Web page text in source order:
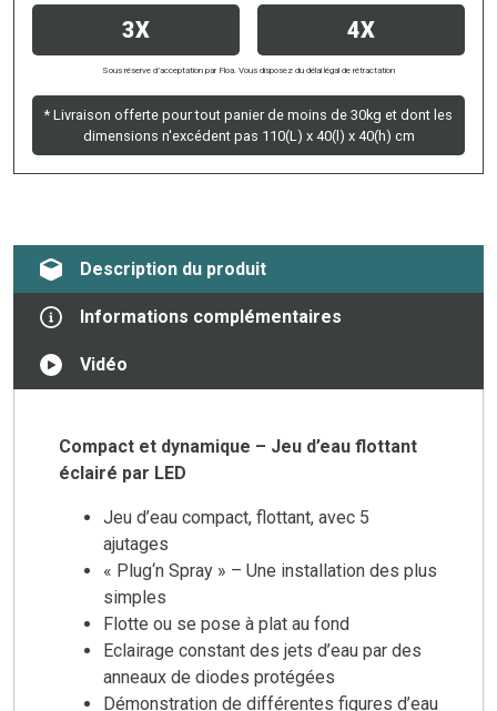
3X 4X
Sous réserve d’acceptation par Floa. Vous disposez du délai légal de rétractation
* Livraison offerte pour tout panier de moins de 30kg et dont les
dimensions n'excédent pas 110(L) x 40(l) x 40(h) cm
Description du produit
Informations complémentaires
Vidéo
Compact et dynamique – Jeu d’eau flottant
éclairé par LED
Jeu d’eau compact, flottant, avec 5
ajutages
« Plug‘n Spray » – Une installation des plus
simples
Flotte ou se pose à plat au fond
Eclairage constant des jets d’eau par des
anneaux de diodes protégées
Démonstration de différentes figures d’eau